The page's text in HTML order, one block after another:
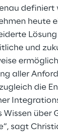
definiert
heute
und
aller
die
Wissen über
sagt